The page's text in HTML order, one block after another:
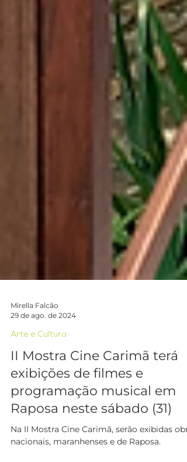
Mirella Falcão
29 de ago. de 2024
Arte e Cultura
II Mostra Cine Carimã terá
exibições de filmes e
programação musical em